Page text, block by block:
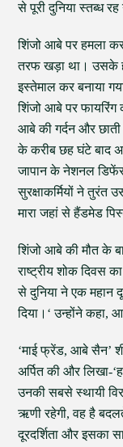
से पूरी दुनिया स्तब्ध रह
शिंजो आबे पर हमला
तरफ खड़ा था। उसके
इस्तेमाल कर बनाया
शिंजो आबे पर फायरिंग
आबे की गर्दन और
के करीब छह घंटे बाद
जापान के नेशनल
सुरक्षाकर्मियों ने तुरंत
मारा जहां से हैंडमेड
शिंजो आबे की मौत के
राष्ट्रीय शोक दिवस
से दुनिया ने एक महान
दिया।‘ उन्होंने कहा,
‘माई फ्रेंड, आबे सैन’
अर्पित की और लिखा-
उनकी सबसे स्थायी
ऋणी रहेगी, वह है
दूरदर्शिता और इसका